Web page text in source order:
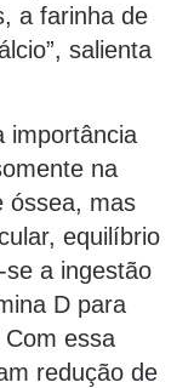
a farinha de
salienta
importância
na
óssea, mas
equilíbrio
a ingestão
D para
essa
redução de